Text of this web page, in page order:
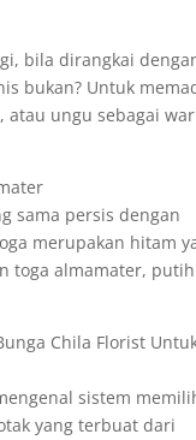
bila dirangkai
bukan? Untuk
ungu sebagai
sama persis dengan
merupakan hitam
toga almamater, putih
Chila Florist
sistem
yang terbuat dari